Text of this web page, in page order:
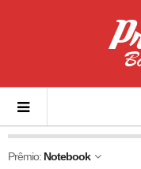
Prêmio: Notebook